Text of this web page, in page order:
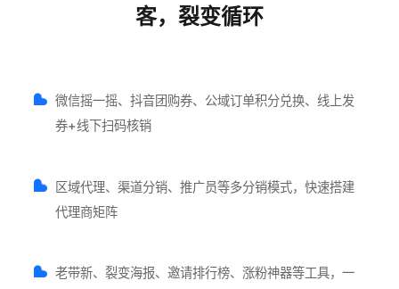
客，裂变循环
微信摇一摇、抖音团购券、公域订单积分兑换、线上发
券+线下扫码核销
区域代理、渠道分销、推广员等多分销模式，快速搭建
代理商矩阵
老带新、裂变海报、邀请排行榜、涨粉神器等工具，一